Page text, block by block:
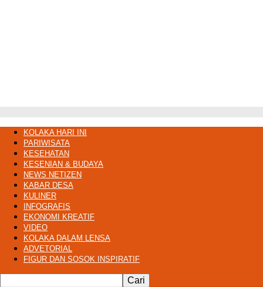
KOLAKA HARI INI
PARIWISATA
KESEHATAN
KESENIAN & BUDAYA
NEWS NETIZEN
KABAR DESA
KULINER
INFOGRAFIS
EKONOMI KREATIF
VIDEO
KOLAKA DALAM LENSA
ADVETORIAL
FIGUR DAN SOSOK INSPIRATIF